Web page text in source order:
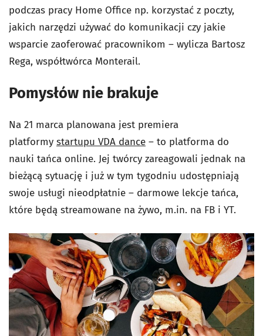
podczas pracy Home Office np. korzystać z poczty,
jakich narzędzi używać do komunikacji czy jakie
wsparcie zaoferować pracownikom – wylicza Bartosz
Rega, współtwórca Monterail.
Pomysłów nie brakuje
Na 21 marca planowana jest premiera
platformy startupu VDA dance – to platforma do
nauki tańca online. Jej twórcy zareagowali jednak na
bieżącą sytuację i już w tym tygodniu udostępniają
swoje usługi nieodpłatnie – darmowe lekcje tańca,
które będą streamowane na żywo, m.in. na FB i YT.